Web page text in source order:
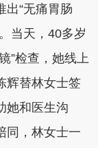
出“无痛胃肠
当天，40多岁
”检查，她线上
辉替林女士签
她和医生沟
同，林女士一